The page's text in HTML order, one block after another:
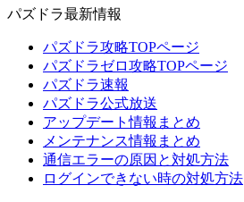
パズドラ最新情報
パズドラ攻略TOPページ
パズドラゼロ攻略TOPページ
パズドラ速報
パズドラ公式放送
アップデート情報まとめ
メンテナンス情報まとめ
通信エラーの原因と対処方法
ログインできない時の対処方法